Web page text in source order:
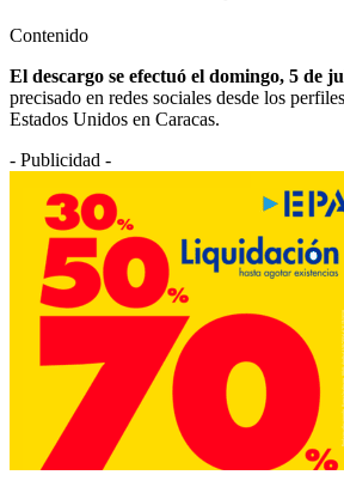
Contenido
El descargo se efectuó el domingo, 5 de
precisado en redes sociales desde los
Estados Unidos en Caracas.
- Publicidad -